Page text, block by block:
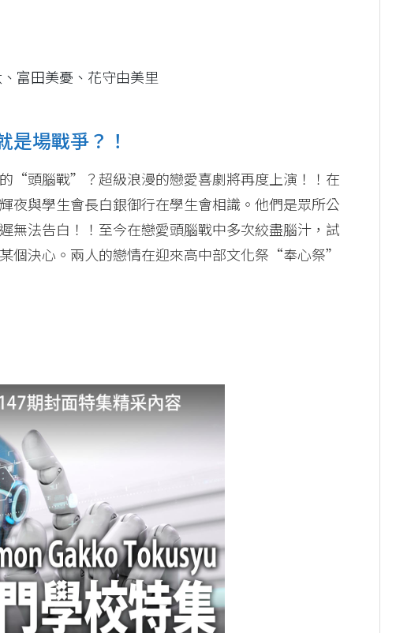
富田美憂、花守由美里
場戰爭？！
“頭腦戰”？超級浪漫的戀愛喜劇將再度上演！！在
夜與學生會長白銀御行在學生會相識。他們是眾所公
無法告白！！至今在戀愛頭腦戰中多次絞盡腦汁，試
個決心。兩人的戀情在迎來高中部文化祭“奉心祭”